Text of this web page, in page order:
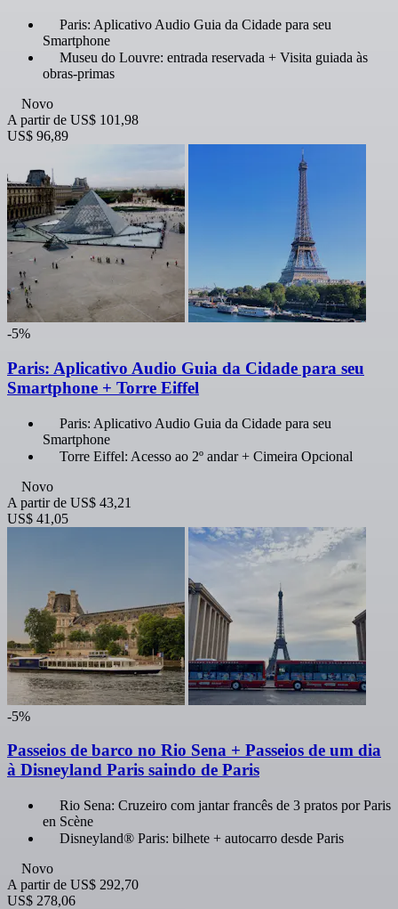
Paris: Aplicativo Audio Guia da Cidade para seu
Smartphone
Museu do Louvre: entrada reservada + Visita guiada às
obras-primas
Novo
A partir de US$ 101,98
US$ 96,89
-5%
Paris: Aplicativo Audio Guia da Cidade para seu
Smartphone + Torre Eiffel
Paris: Aplicativo Audio Guia da Cidade para seu
Smartphone
Torre Eiffel: Acesso ao 2º andar + Cimeira Opcional
Novo
A partir de US$ 43,21
US$ 41,05
-5%
Passeios de barco no Rio Sena + Passeios de um dia
à Disneyland Paris saindo de Paris
Rio Sena: Cruzeiro com jantar francês de 3 pratos por Paris
en Scène
Disneyland® Paris: bilhete + autocarro desde Paris
Novo
A partir de US$ 292,70
US$ 278,06